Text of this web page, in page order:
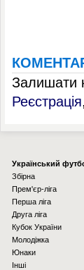
Залишати
Реєстрація,
Українcький
Збірна
Прем'єр-ліга
Перша ліга
Друга ліга
Кубок України
Молодіжка
Юнаки
Інші